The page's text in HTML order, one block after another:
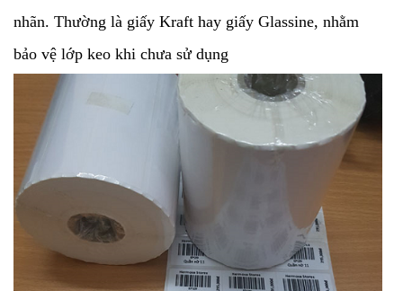
nhãn. Thường là giấy Kraft hay giấy Glassine, nhằm
bảo vệ lớp keo khi chưa sử dụng